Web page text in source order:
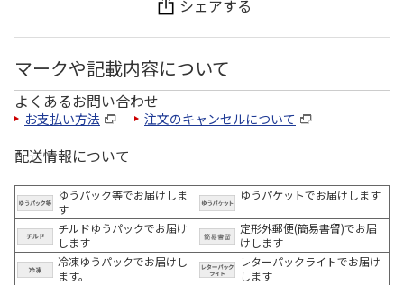
シェアする
マークや記載内容について
よくあるお問い合わせ
お支払い方法 注文のキャンセルについて
配送情報について
ゆうパック等でお届けしま
す
ゆうパケットでお届けします
チルドゆうパックでお届け
します
定形外郵便(簡易書留)でお届
けします
冷凍ゆうパックでお届けし
ます。
レターパックライトでお届け
します